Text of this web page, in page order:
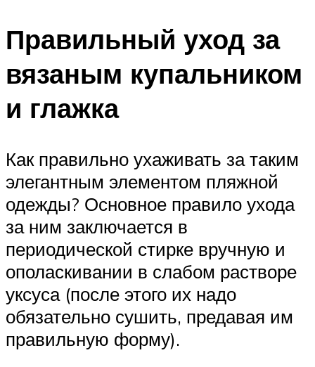
Правильный уход за
вязаным купальником
и глажка
Как правильно ухаживать за таким
элегантным элементом пляжной
одежды? Основное правило ухода
за ним заключается в
периодической стирке вручную и
ополаскивании в слабом растворе
уксуса (после этого их надо
обязательно сушить, предавая им
правильную форму).